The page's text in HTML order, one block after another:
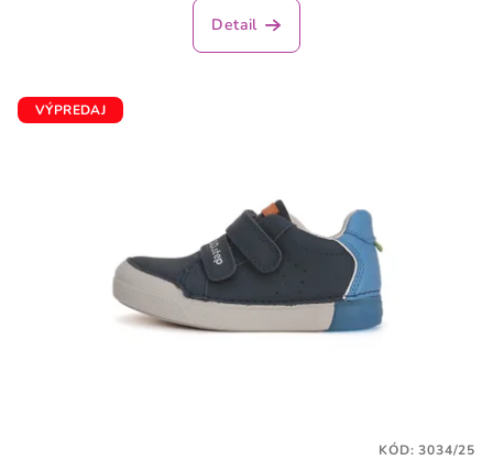
Detail
VÝPREDAJ
KÓD:3034/25